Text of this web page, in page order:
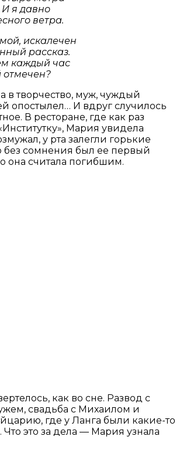
И я давно
ветра.
искалечен
рассказ.
каждый час
отмечен?
в творчество, муж, чуждый
опостылел… И вдруг случилось
В ресторане, где как раз
Мария увидела
у рта залегли горькие
без сомнения был ее первый
она считала погибшим.
как во сне. Развод с
свадьба с Михаилом и
где у Ланга были какие-то
Что это за дела — Мария узнала